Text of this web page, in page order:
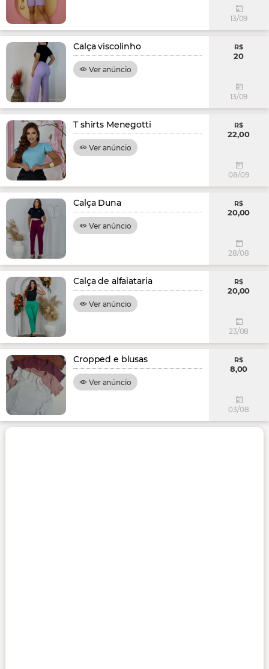
13/09
Calça viscolinho
Ver anúncio
R$
20
13/09
T shirts Menegotti
Ver anúncio
R$
22,00
08/09
Calça Duna
Ver anúncio
R$
20,00
28/08
Calça de alfaiataria
Ver anúncio
R$
20,00
23/08
Cropped e blusas
Ver anúncio
R$
8,00
03/08